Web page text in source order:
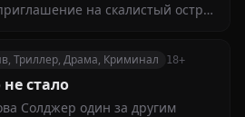
на скалистый остров
отрезанными от цивилизации
Триллер, Драма, Криминал 18+
стало
Солджер один за другим